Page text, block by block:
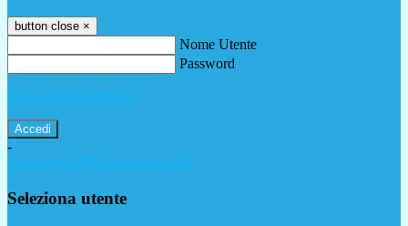
button close ×
Nome Utente
Password
Password dimenticata?
-
Entra con SPID
Entra con CIE
Seleziona utente